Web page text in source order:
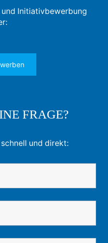
Initiativbewerbung
FRAGE?
und direkt: